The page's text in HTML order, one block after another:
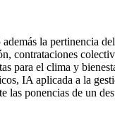
la pertinencia
contrataciones
para el clima y
IA aplicada a la
las ponencias de un